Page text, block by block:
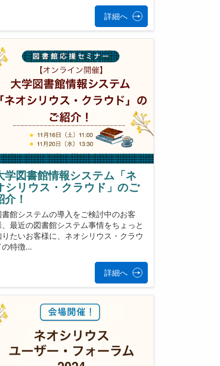
詳細へ
学図書館情報システム「ネ
シリウス・クラウド」のご
介！
書館システムの導入をご検討中のお客
最近の図書館システム事情をちょっと
りたいお客様に、ネオシリウス・クラウ
の特徴…
詳細へ